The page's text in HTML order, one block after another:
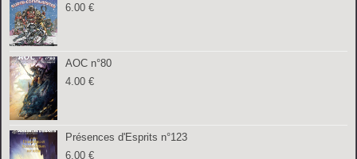
6.00€
AOC n°80
4.00€
Présences d'Esprits n°123
6.00€